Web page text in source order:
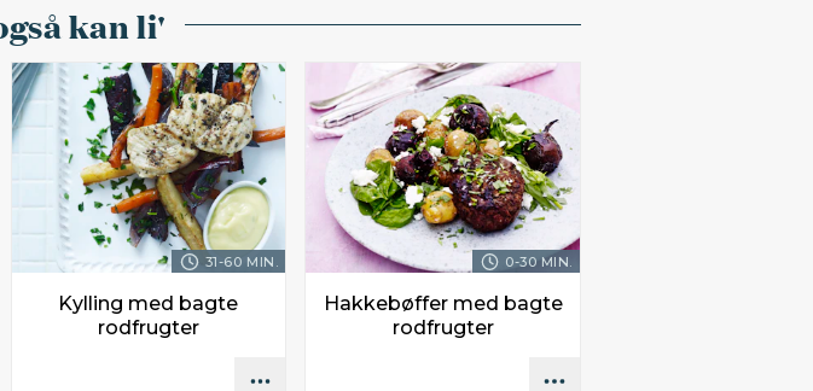
kan li'
31-60 MIN.
Kylling med bagte
rodfrugter
0-30 MIN.
Hakkebøffer med bagte
rodfrugter